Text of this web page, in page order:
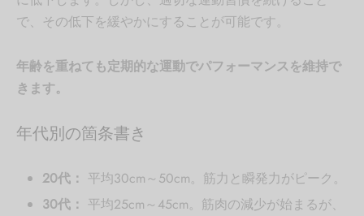
で、その低下を緩やかにすることが可能です。
年齢を重ねても定期的な運動でパフォーマンスを維持で
きます。
年代別の箇条書き
20代： 平均30cm～50cm。筋力と瞬発力がピーク。
30代： 平均25cm～45cm。筋肉の減少が始まるが、